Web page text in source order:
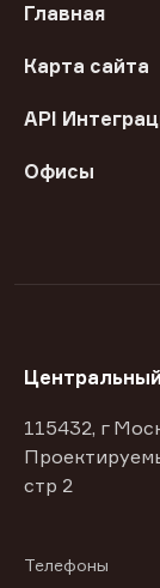
Главная
Карта сайта
API
Офисы
115432, г
стр 2
Телефоны